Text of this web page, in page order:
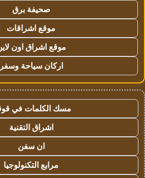
صحيفة برق
موقع اشراقات
موقع اشراق اون
اركان سياحة وسفر
مسك الكلمات في
اشراق التقنية
ان سفن
مرابع التكنولوجيا